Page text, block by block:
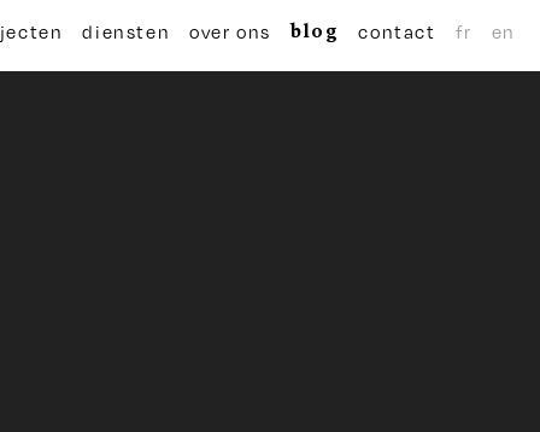
diensten over ons blog contact fr en